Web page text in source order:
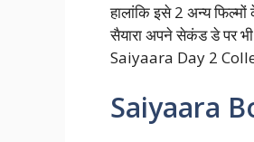
हालांकि इसे 2 अन्य
सैयारा अपने सेकंड डे पर
Saiyaara Day 2
Saiyaara